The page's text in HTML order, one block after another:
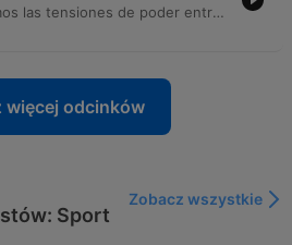
En este episodio, analizamos las tensiones de poder entre la FIFA y la UEFA ante la propuesta de inversión privada y el impacto de la comercialización en la gobernanza global. También abordamos la saturación del calendario deportivo y su efecto en los jugadores. El programa recorre la actualidad del fútbol internacional y local, desde el ranking mundial de ligas según Opta hasta las polémicas demandas por alineación indebida en Colombia. Además, rendimos homenaje a Franco Baresi y comentamos las últimas noticias sobre transferencias y resultados de equipos como Atlético Nacional, Real Madrid y Once Caldas.
więcej odcinków
Sport
Zobacz wszystkie